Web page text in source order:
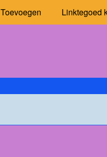
Toevoegen Linktegoed